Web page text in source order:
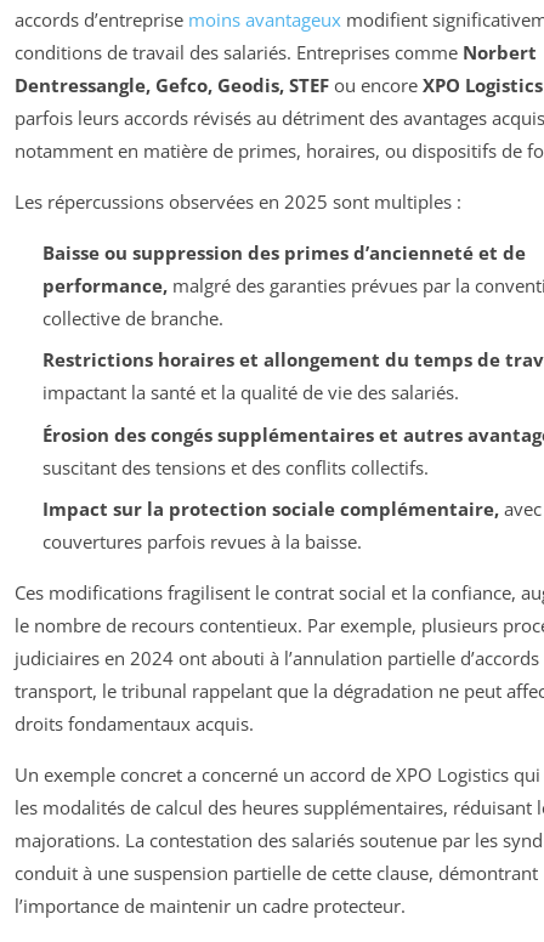
accords d’entreprise moins avantageux modifient
conditions de travail des salariés. Entreprises comme Norbert
Dentressangle, Gefco, Geodis, STEF ou encore XPO Logistics
parfois leurs accords révisés au détriment des avantages
notamment en matière de primes, horaires, ou dispositifs de
Les répercussions observées en 2025 sont multiples :
Baisse ou suppression des primes d’ancienneté et de
performance,malgré des garanties prévues par la
collective de branche.
Restrictions horaires et allongement du temps de
impactant la santé et la qualité de vie des salariés.
Érosion des congés supplémentaires et autres
suscitant des tensions et des conflits collectifs.
Impact sur la protection sociale complémentaire,avec
couvertures parfois revues à la baisse.
Ces modifications fragilisent le contrat social et la confiance,
le nombre de recours contentieux. Par exemple, plusieurs
judiciaires en 2024 ont abouti à l’annulation partielle d’accords
transport, le tribunal rappelant que la dégradation ne peut
droits fondamentaux acquis.
Un exemple concret a concerné un accord de XPO Logistics
les modalités de calcul des heures supplémentaires, réduisant
majorations. La contestation des salariés soutenue par les
conduit à une suspension partielle de cette clause, démontrant
l’importance de maintenir un cadre protecteur.